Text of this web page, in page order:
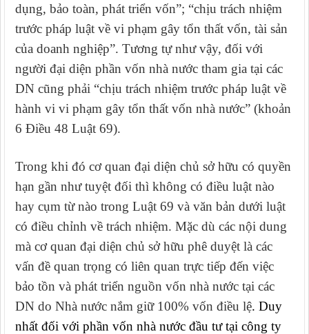
dụng, bảo toàn, phát triển vốn”; “chịu trách nhiệm
trước pháp luật về vi phạm gây tổn thất vốn, tài sản
của doanh nghiệp”. Tương tự như vậy, đối với
người đại diện phần vốn nhà nước tham gia tại các
DN cũng phải “chịu trách nhiệm trước pháp luật về
hành vi vi phạm gây tổn thất vốn nhà nước” (khoản
6 Điều 48 Luật 69).
Trong khi đó cơ quan đại diện chủ sở hữu có quyền
hạn gần như tuyệt đối thì không có điều luật nào
hay cụm từ nào trong Luật 69 và văn bản dưới luật
có điều chỉnh về trách nhiệm. Mặc dù các nội dung
mà cơ quan đại diện chủ sở hữu phê duyệt là các
vấn đề quan trọng có liên quan trực tiếp đến việc
bảo tồn và phát triển nguồn vốn nhà nước tại các
DN do Nhà nước nắm giữ 100% vốn điều lệ. Duy
nhất đối với phần vốn nhà nước đầu tư tại công ty